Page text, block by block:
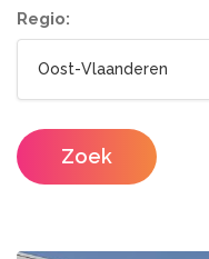
Wc wagen
Make-up artist
Haarstylisten
Regio:
Zoek